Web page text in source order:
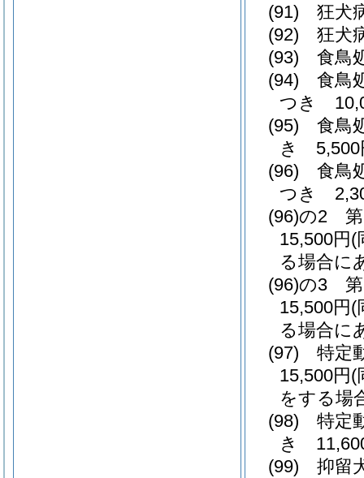
(91)
狂犬
(92)
狂犬
(93)
食鳥
(94)
食鳥
つき
(95)
食鳥
き 5,500
(96)
食鳥
つき
(96)の2
15,500円 (
る場合に
(96)の3
15,500円 (
る場合に
(97)
特定
15,500円 (
をする場
(98)
特定
き
(99)
抑留